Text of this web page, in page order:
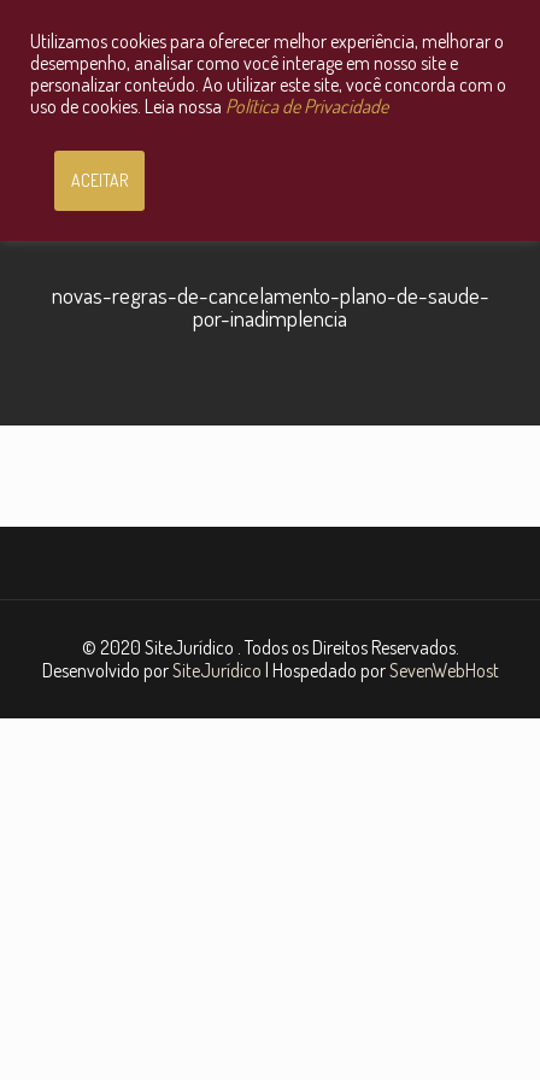
Consultoria Jurídica OnLine
novas-regras-de-cancelamento-plano-de-saude-
por-inadimplencia
© 2020 SiteJurídico . Todos os Direitos Reservados.
Desenvolvido porSiteJurídico | Hospedado porSevenWebHost
Utilizamos cookies para oferecer melhor experiência, melhorar o
desempenho, analisar como você interage em nosso site e
personalizar conteúdo. Ao utilizar este site, você concorda com o
uso de cookies. Leia nossa Política de Privacidade
ACEITAR